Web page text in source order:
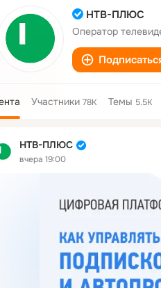
НТВ-ПЛЮС
Оператор
Участники 78K Темы 5.5K
НТВ-ПЛЮС
вчера 19:00